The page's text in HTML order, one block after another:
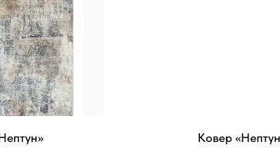
Ковер